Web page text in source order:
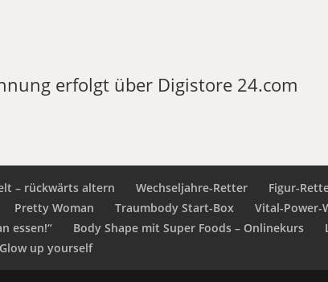
erfolgt über Digistore 24.com
– rückwärts altern Wechseljahre-Retter Figur-
Pretty Woman Traumbody Start-Box Vital-Power-
essen!“
Body Shape mit Super Foods – Onlinekurs
up yourself